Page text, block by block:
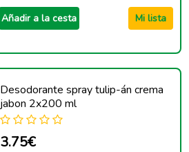
Añadir a la cesta Mi lista
Desodorante spray tulip-án crema
jabon 2x200 ml
3.75€